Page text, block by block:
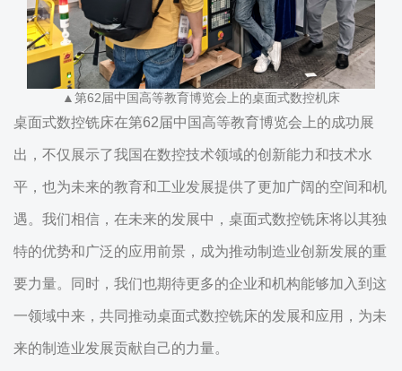
▲第62届中国高等教育博览会上的桌面式数控机床
桌面式数控铣床在第62届中国高等教育博览会上的成功展
出，不仅展示了我国在数控技术领域的创新能力和技术水
平，也为未来的教育和工业发展提供了更加广阔的空间和机
遇。我们相信，在未来的发展中，桌面式数控铣床将以其独
特的优势和广泛的应用前景，成为推动制造业创新发展的重
要力量。同时，我们也期待更多的企业和机构能够加入到这
一领域中来，共同推动桌面式数控铣床的发展和应用，为未
来的制造业发展贡献自己的力量。